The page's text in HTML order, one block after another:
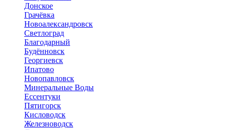
Донское
Грачёвка
Новоалександровск
Светлоград
Благодарный
Будённовск
Георгиевск
Ипатово
Новопавловск
Минеральные Воды
Ессентуки
Пятигорск
Кисловодск
Железноводск